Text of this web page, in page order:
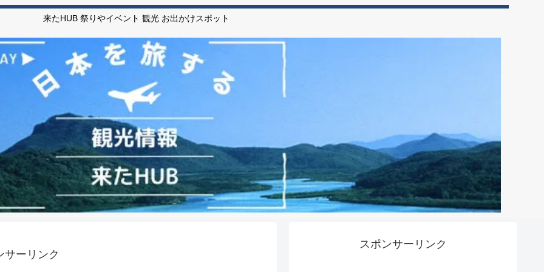
来たHUB 祭りやイベント 観光 お出かけスポット
サーリンク
スポンサーリンク